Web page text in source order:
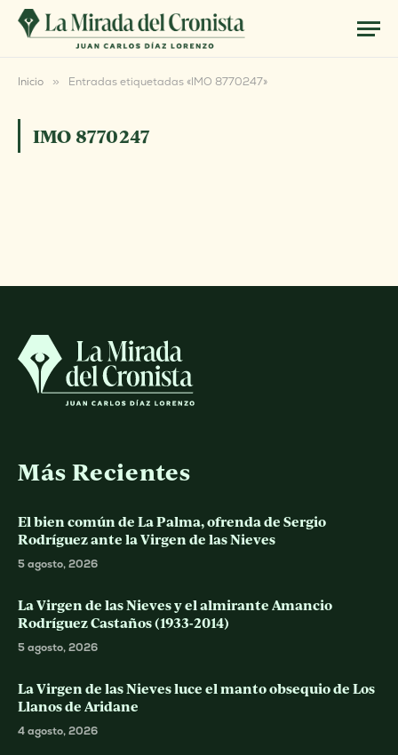
Inicio » Entradas etiquetadas «IMO 8770247»
IMO 8770247
Más Recientes
El bien común de La Palma, ofrenda de Sergio
Rodríguez ante la Virgen de las Nieves
5 agosto, 2026
La Virgen de las Nieves y el almirante Amancio
Rodríguez Castaños (1933-2014)
5 agosto, 2026
La Virgen de las Nieves luce el manto obsequio de Los
Llanos de Aridane
4 agosto, 2026